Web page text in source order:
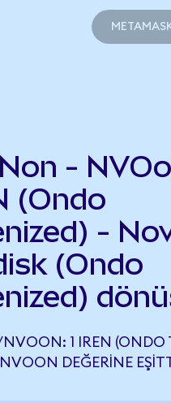
-
(Ondo
-
(Ondo
NVOON: 1 IREN (ONDO
DEĞERINE